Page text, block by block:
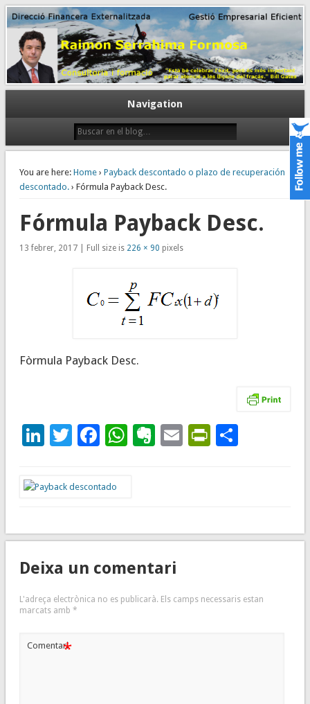
Dirección financiera de la PyME
Gestión empresarial eficiente. Dirección financiera externalizada.
Navigation
You are here: Home› Payback descontado o plazo de recuperación
descontado.› Fórmula Payback Desc.
Fórmula Payback Desc.
13 febrer, 2017 | Full size is 226 × 90 pixels
Fòrmula Payback Desc.
LinkedIn
Twitter
Facebook
WhatsApp
Evernote
Email
Deixa un comentari
L'adreça electrònica no es publicarà. Els camps necessaris estan
marcats amb *
Comentari*